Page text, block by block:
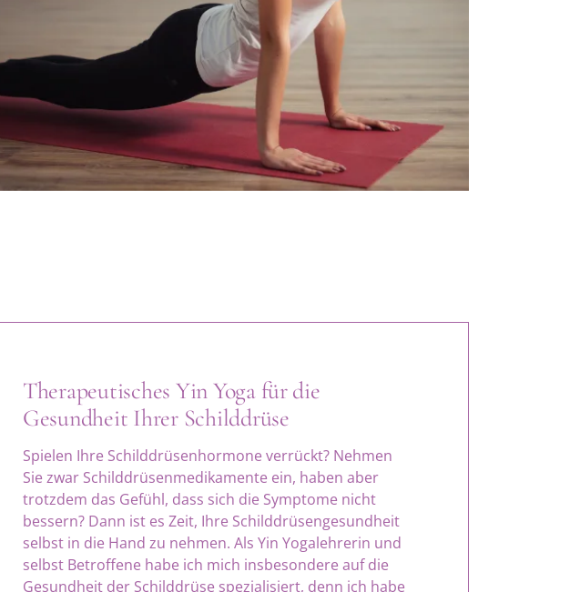
Therapeutisches Yin Yoga für die
Gesundheit Ihrer Schilddrüse
Spielen Ihre Schilddrüsenhormone verrückt? Nehmen
Sie zwar Schilddrüsenmedikamente ein, haben aber
trotzdem das Gefühl, dass sich die Symptome nicht
bessern? Dann ist es Zeit, Ihre Schilddrüsengesundheit
selbst in die Hand zu nehmen. Als Yin Yogalehrerin und
selbst Betroffene habe ich mich insbesondere auf die
Gesundheit der Schilddrüse spezialisiert, denn ich habe